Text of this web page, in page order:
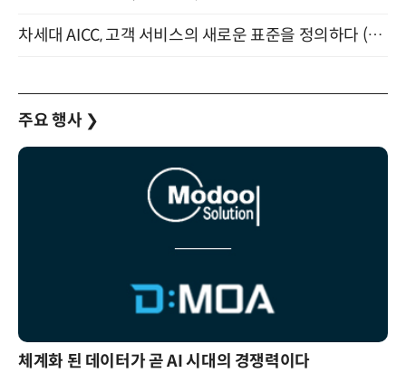
차세대 AICC, 고객 서비스의 새로운 표준을 정의하다 (9/9)
주요 행사 ❯
체계화 된 데이터가 곧 AI 시대의 경쟁력이다